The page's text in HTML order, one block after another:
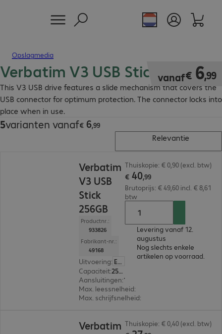
Opslagmedia
Verbatim V3 USB Stick
This V3 USB drive features a slide mechanism that covers the
USB connector for optimum protection. The connector locks into
place when in use.
vanaf€ 6,99
€ 6,99
5varianten vanaf€ 6,99
€ 6,99
Relevantie
Verbatim
V3 USB
Stick
256GB
Productnr.:
933826
Fabrikant-nr.:
49168
Uitvoering: Europa
Capaciteit:
256 GB
Aansluitingen:
Max. leessnelheid:
Max. schrijfsnelheid:
Thuiskopie: € 0,90 (excl. btw)
€ 40,99
Brutoprijs: € 49,60 incl. € 8,61
btw
Levering vanaf 12.
augustus
Nog slechts enkele
artikelen op voorraad.
Verbatim Thuiskopie: € 0,40 (excl. btw)